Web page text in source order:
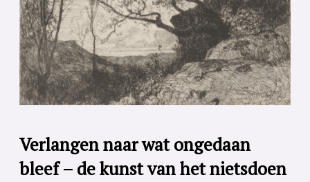
Verlangen naar wat ongedaan
bleef – de kunst van het nietsdoen